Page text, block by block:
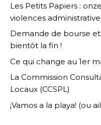
Les Petits Papiers :
violences
Demande de bourse
bientôt la fin !
Ce qui change au 1er
La Commission
Locaux (CCSPL)
¡Vamos a la playa! (ou